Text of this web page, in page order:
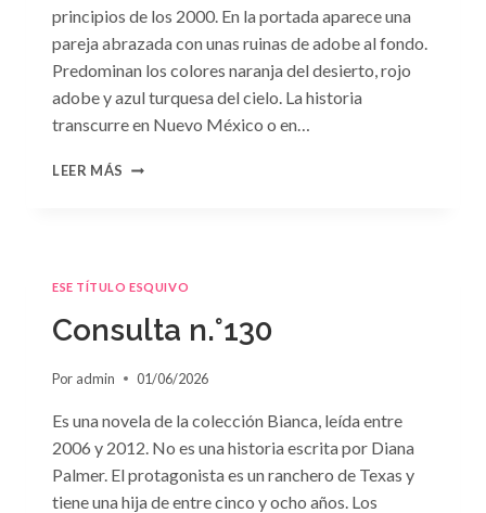
principios de los 2000. En la portada aparece una
pareja abrazada con unas ruinas de adobe al fondo.
Predominan los colores naranja del desierto, rojo
adobe y azul turquesa del cielo. La historia
transcurre en Nuevo México o en…
LEER MÁS CONSULTA
ESE TÍTULO ESQUIVO
Consulta n.°130
Por admin 01/06/2026
Es una novela de la colección Bianca, leída entre
2006 y 2012. No es una historia escrita por Diana
Palmer. El protagonista es un ranchero de Texas y
tiene una hija de entre cinco y ocho años. Los